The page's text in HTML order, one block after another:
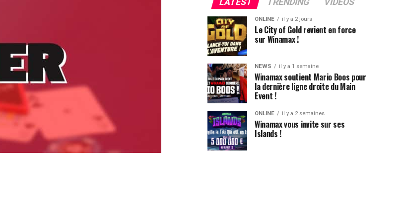
LATEST TRENDING VIDEOS
ONLINE il y a 2 jours
Le City of Gold revient en force
sur Winamax !
NEWS il y a 1 semaine
Winamax soutient Mario Boos pour
la dernière ligne droite du Main
Event !
ONLINE il y a 2 semaines
Winamax vous invite sur ses
Islands !